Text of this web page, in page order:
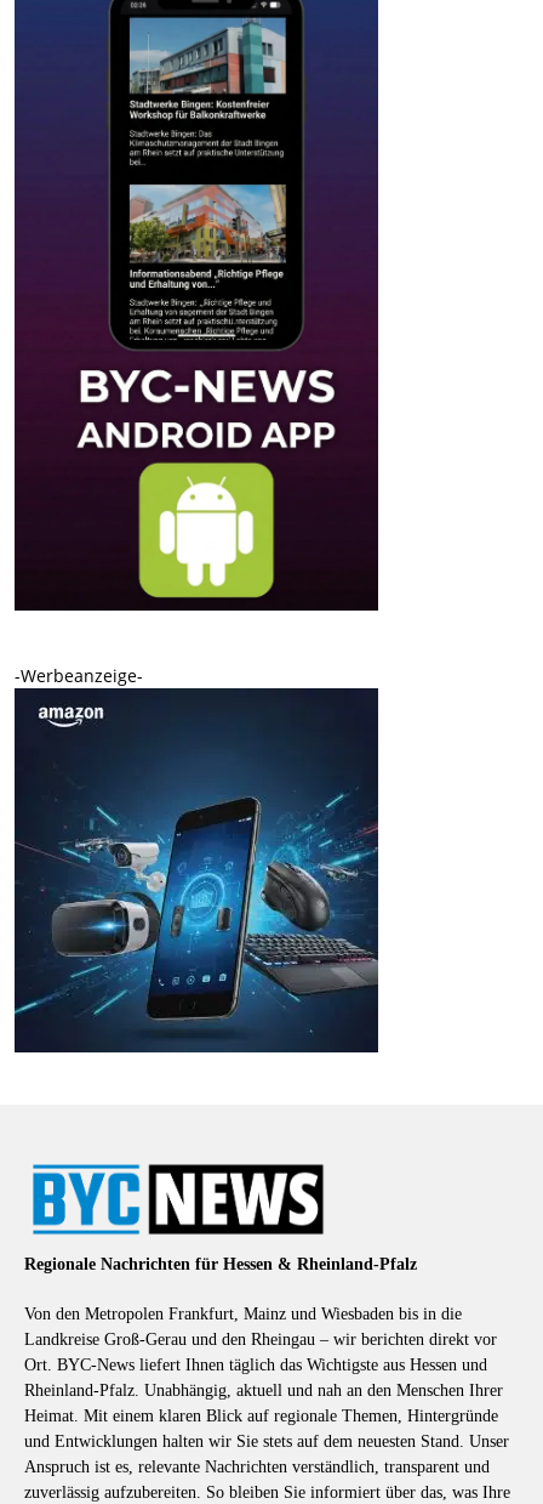
-Werbeanzeige-
Regionale Nachrichten für Hessen & Rheinland-Pfalz
Von den Metropolen Frankfurt, Mainz und Wiesbaden bis in die
Landkreise Groß-Gerau und den Rheingau – wir berichten direkt vor
Ort. BYC-News liefert Ihnen täglich das Wichtigste aus Hessen und
Rheinland-Pfalz. Unabhängig, aktuell und nah an den Menschen Ihrer
Heimat. Mit einem klaren Blick auf regionale Themen, Hintergründe
und Entwicklungen halten wir Sie stets auf dem neuesten Stand. Unser
Anspruch ist es, relevante Nachrichten verständlich, transparent und
zuverlässig aufzubereiten. So bleiben Sie informiert über das, was Ihre